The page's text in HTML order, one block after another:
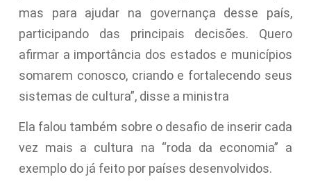
mas para ajudar na governança desse país,
participando das principais decisões. Quero
afirmar a importância dos estados e municípios
somarem conosco, criando e fortalecendo seus
sistemas de cultura”, disse a ministra
Ela falou também sobre o desafio de inserir cada
vez mais a cultura na “roda da economia” a
exemplo do já feito por países desenvolvidos.